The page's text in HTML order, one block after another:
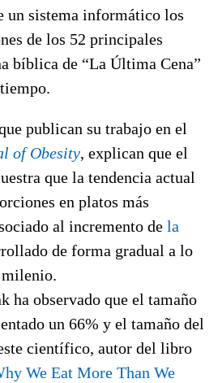
un sistema informático los
de los 52 principales
bíblica de “La Última Cena”
publican su trabajo en el
of Obesity, explican que el
que la tendencia actual
en platos más
al incremento de la
de forma gradual a lo
ha observado que el tamaño
un 66% y el tamaño del
científico, autor del libro
We Eat More Than We